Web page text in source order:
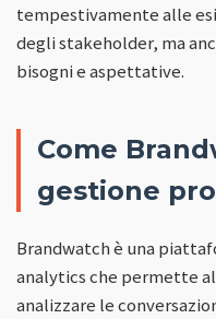
tempestivamente alle
degli stakeholder, ma
bisogni e aspettative.
Come
gestione
Brandwatch è una
analytics che permette
analizzare le